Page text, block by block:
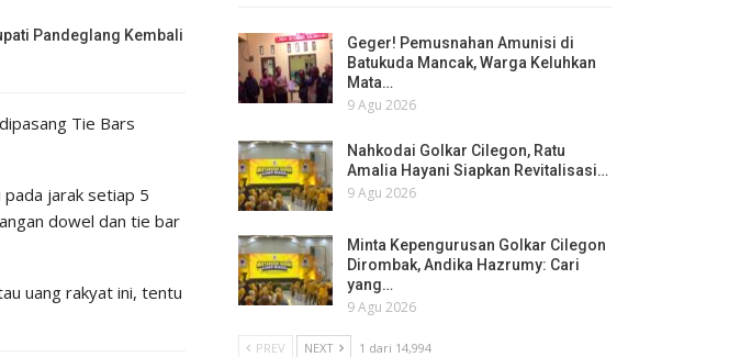
Pandeglang Kembali
Tie Bars
jarak setiap 5
dowel dan tie bar
uang rakyat ini, tentu
Geger! Pemusnahan Amunisi di
Batukuda Mancak, Warga Keluhkan
Mata…
9 Agu 2026
Nahkodai Golkar Cilegon, Ratu
Amalia Hayani Siapkan Revitalisasi…
9 Agu 2026
Minta Kepengurusan Golkar Cilegon
Dirombak, Andika Hazrumy: Cari
yang…
9 Agu 2026
PREV NEXT 1 dari 14,994